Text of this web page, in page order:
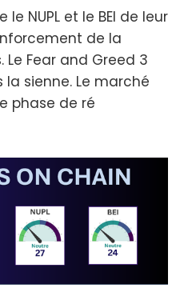
NUPL et le BEI de leur
de la
Fear and Greed 3
sienne. Le marché
phase de ré